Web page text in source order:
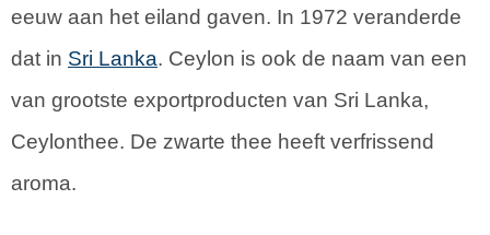
eeuw aan het eiland gaven. In 1972 veranderde
dat in Sri Lanka. Ceylon is ook de naam van een
van grootste exportproducten van Sri Lanka,
Ceylonthee. De zwarte thee heeft verfrissend
aroma.